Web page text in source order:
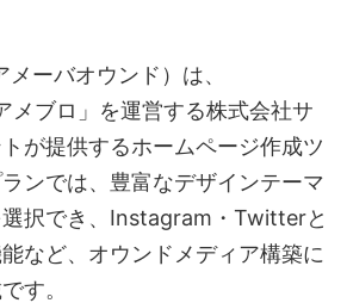
ーバオウンド）は、
メブロ」を運営する株式会社サ
が提供するホームページ作成ツ
ンでは、豊富なデザインテーマ
択でき、Instagram・Twitterと
など、オウンドメディア構築に
す。